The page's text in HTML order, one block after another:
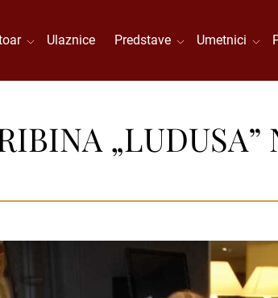
Ulaznice Predstave Umetnici
„LUDUSA”